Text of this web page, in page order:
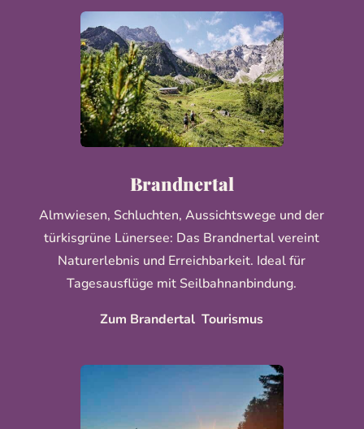
Brandnertal
Almwiesen, Schluchten, Aussichtswege und der
türkisgrüne Lünersee: Das Brandnertal vereint
Naturerlebnis und Erreichbarkeit. Ideal für
Tagesausflüge mit Seilbahnanbindung.
Zum Brandertal Tourismus